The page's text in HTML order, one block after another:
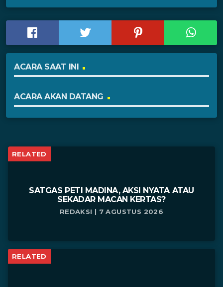
ACARA SAAT INI
ACARA AKAN DATANG
RELATED
SATGAS PETI MADINA, AKSI NYATA ATAU
SEKADAR MACAN KERTAS?
REDAKSI | 7 AGUSTUS 2026
RELATED